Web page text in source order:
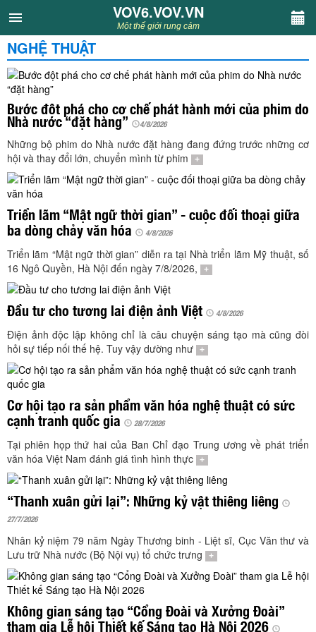
VOV6.VOV.VN
CHUYÊN MỤC
Khách VOV6
Văn học
Nghệ thuật
Sân khấu
Thiếu nhi
Kết nối VOV6
TÌM KIẾM
Vận hành bởi QI Corp
VOV6.VOV.VN
Một thế giới rung cảm
NGHỆ THUẬT
Bước đột phá cho cơ chế phát hành mới của phim do
Nhà nước “đặt hàng” 4/8/2026
Những bộ phim do Nhà nước đặt hàng đang đứng trước những cơ
hội và thay đổi lớn, chuyển mình từ phim
+
Triển lãm “Mật ngữ thời gian” - cuộc đối thoại giữa
ba dòng chảy văn hóa 4/8/2026
Triển lãm “Mật ngữ thời gian” diễn ra tại Nhà triển lãm Mỹ thuật, số
16 Ngô Quyền, Hà Nội đến ngày 7/8/2026,
+
Đầu tư cho tương lai điện ảnh Việt 4/8/2026
Điện ảnh độc lập không chỉ là câu chuyện sáng tạo mà cũng đòi
hỏi sự tiếp nối thế hệ. Tuy vậy dường như
+
Cơ hội tạo ra sản phẩm văn hóa nghệ thuật có sức
cạnh tranh quốc gia 28/7/2026
Tại phiên họp thứ hai của Ban Chỉ đạo Trung ương về phát triển
văn hóa Việt Nam đánh giá tình hình thực
+
“Thanh xuân gửi lại”: Những kỷ vật thiêng liêng
27/7/2026
Nhân kỷ niệm 79 năm Ngày Thương binh - Liệt sĩ, Cục Văn thư và
Lưu trữ Nhà nước (Bộ Nội vụ) tổ chức trưng
+
Không gian sáng tạo “Cổng Đoài và Xưởng Đoài”
tham gia Lễ hội Thiết kế Sáng tạo Hà Nội 2026